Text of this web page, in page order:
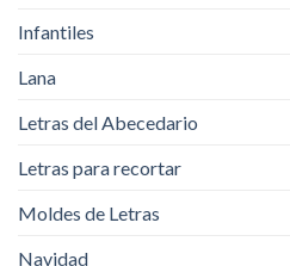
Infantiles
Lana
Letras del Abecedario
Letras para recortar
Moldes de Letras
Navidad